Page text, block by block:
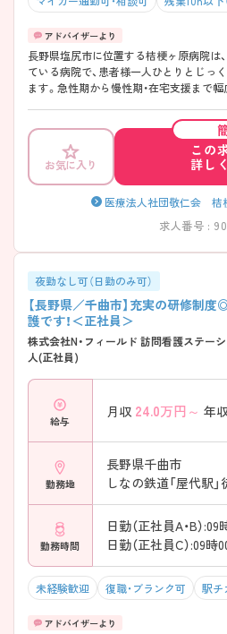
長野県塩尻市に位置する桔梗ヶ原病院は
ている病院で、患者様一人ひとりとじっ
ます。急性期から慢性期・在宅支援まで
も大きな魅力です。 また、病院周辺は自
ながら、駐車場が完備されているためマ
すさも嬉しいポイントです。さらに、各
備されているなど福利厚生も手厚く、子
ンスを重視したい方にも安心してご勤務
す。 ご興味をお持ちいただけましたら
実態、面接のポイントなども丁寧にご案
お気軽にお問い合わせください。
お気に入り
この
詳し
医療法人社団敬仁会 桔
求人番号 :
夜勤なし可（日勤のみ可）
【長野県／千曲市】充実の研修制
護です！＜正社員＞
株式会社N・フィールド 訪問看護ステー
人(正社員)
給与
月収 24.0万円～ 年
勤務地
長野県千曲市
しなの鉄道「屋代駅
勤務時間
日勤（正社員C）:09時00分
未経験歓迎 復職・ブランク可 駅チ